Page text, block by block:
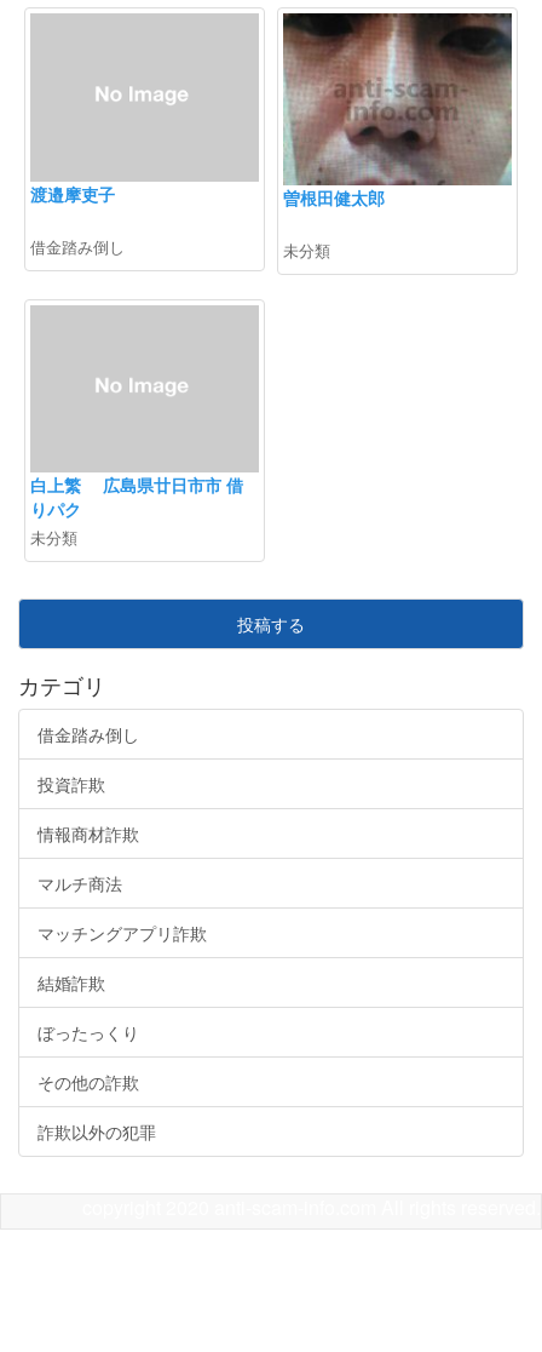
渡邉摩吏子
借金踏み倒し
曽根田健太郎
未分類
白上繁 広島県廿日市市 借
りパク
未分類
投稿する
カテゴリ
借金踏み倒し
投資詐欺
情報商材詐欺
マルチ商法
マッチングアプリ詐欺
結婚詐欺
ぼったっくり
その他の詐欺
詐欺以外の犯罪